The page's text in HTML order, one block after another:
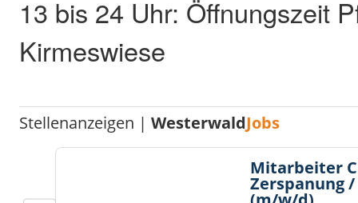
13 bis 24 Uhr: Öffnungszeit
Kirmeswiese
Stellenanzeigen |WesterwaldJobs
Mitarbeiter
Zerspanung